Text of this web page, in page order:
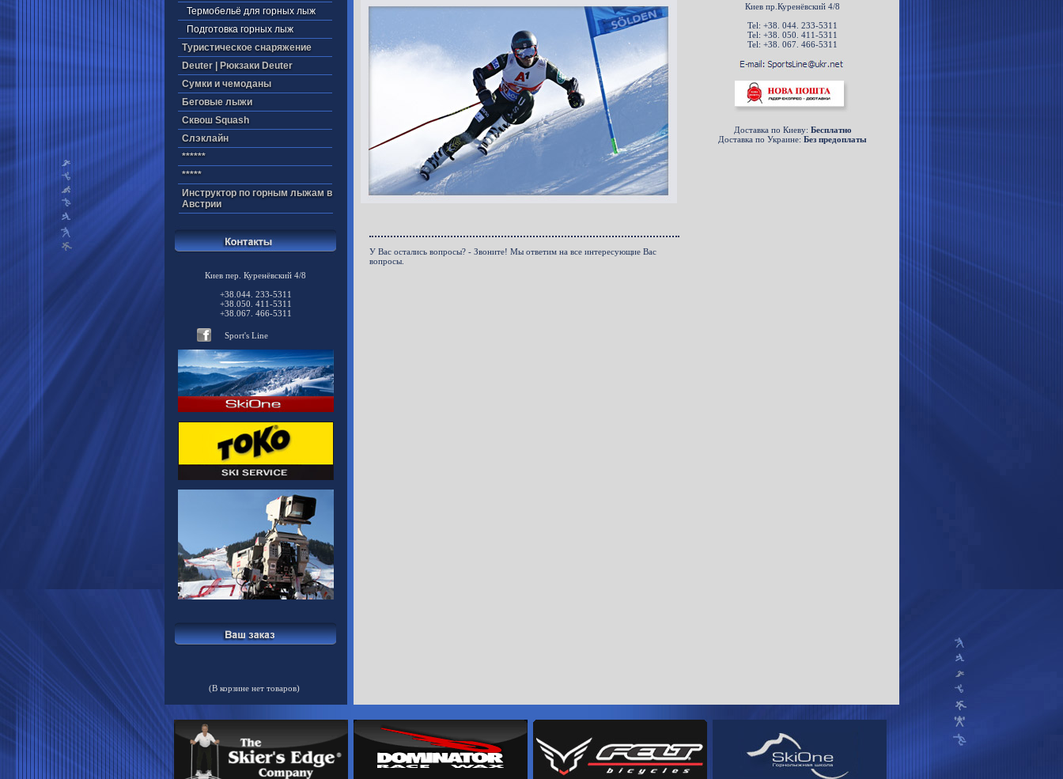
Термобельё для горных лыж
Подготовка горных лыж
Туристическое снаряжение
Deuter | Рюкзаки Deuter
Cумки и чемоданы
Беговые лыжи
Cквош Squash
Cлэклайн
******
*****
Инструктор по горным лыжам в
Австрии
Киев пер. Куренёвский 4/8
+38.044. 233-5311
+38.050. 411-5311
+38.067. 466-5311
Sport's Line
(В корзине нет товаров)
У Вас остались вопросы? - Звоните! Мы ответим на все интересующие Вас
вопросы.
Киев пр.Куренёвский 4/8
Tel: +38. 044. 233-5311
Tel: +38. 050. 411-5311
Tel: +38. 067. 466-5311
Доставка по Киеву: Беcплатно
Доставка по Украине: Без предоплаты